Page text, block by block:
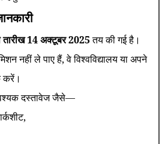
14 अक्टूबर 2025तय की गई है।
नहीं ले पाए हैं, वे विश्वविद्यालय या अपने
करें।
दस्तावेज जैसे—